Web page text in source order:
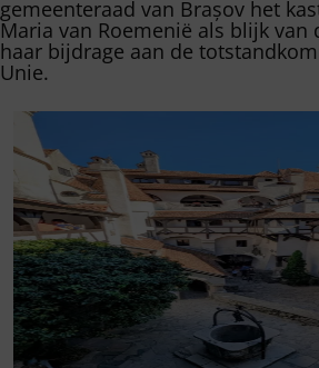
gemeenteraad van Brașov het
Maria van Roemenië als blijk van
haar bijdrage aan de
Unie.